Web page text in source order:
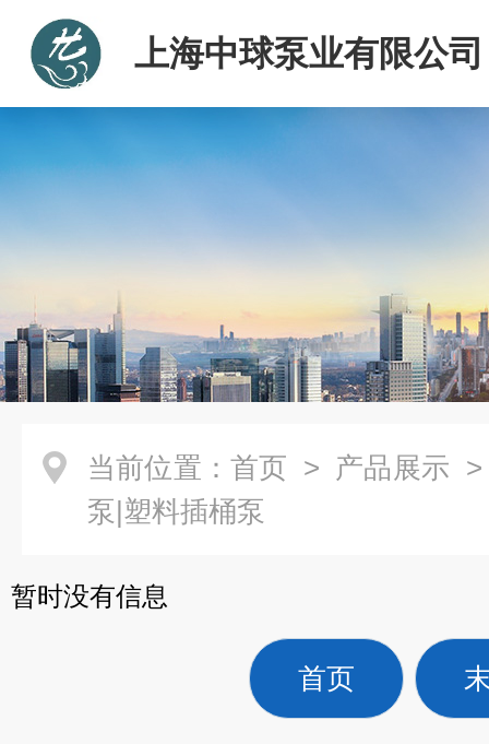
上海中球泵业有限公司
当前位置： 首页 > 产品展示
泵|塑料插桶泵
暂时没有信息
首页